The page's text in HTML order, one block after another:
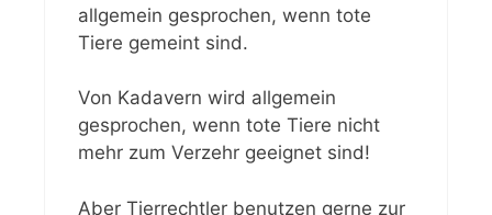
allgemein gesprochen, wenn tote
Tiere gemeint sind.
Von Kadavern wird allgemein
gesprochen, wenn tote Tiere nicht
mehr zum Verzehr geeignet sind!
Aber Tierrechtler benutzen gerne zur